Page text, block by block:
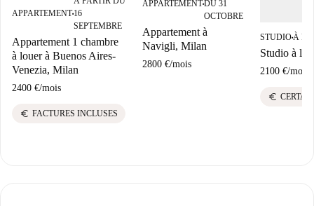
APPARTEMENT■16
SEPTEMBRE
Appartement 1 chambre
à louer à Buenos Aires-
Venezia, Milan
2400 €/mois
euro FACTURES INCLUSES
APPARTEMENT■DU 31
OCTOBRE
Appartement à
Navigli, Milan
2800 €/mois
STUDIO■À
Studio à
2100 €/mois
euro